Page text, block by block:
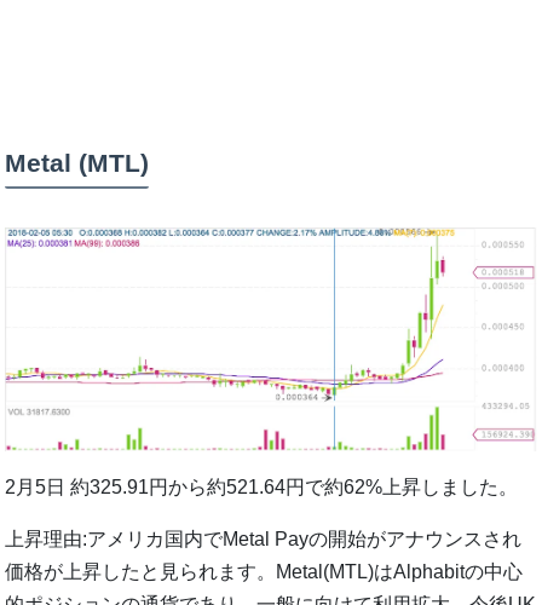
Metal (MTL)
2月5日 約325.91円から約521.64円で約62%上昇しました。
上昇理由:アメリカ国内でMetal Payの開始がアナウンスされ
価格が上昇したと見られます。Metal(MTL)はAlphabitの中心